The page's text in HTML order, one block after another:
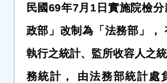
民國69年7月1日實施院檢
政部」改制為「法務部」，
執行之統計、監所收容人之
務統計， 由法務部統計處